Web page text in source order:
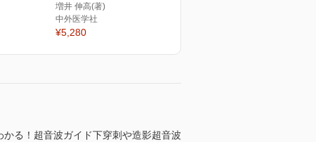
増井 伸高(著)
中外医学社
¥5,280
る！超音波ガイド下穿刺や造影超音波